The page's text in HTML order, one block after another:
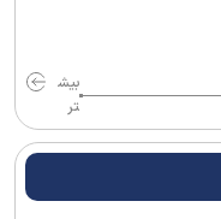
باکتری‌خوار ساختند
است
بیش
تر